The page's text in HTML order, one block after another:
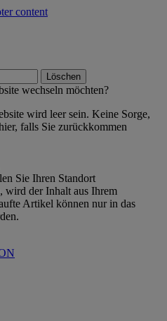
content
Löschen
wechseln möchten?
wird leer sein. Keine Sorge,
falls Sie zurückkommen
Sie Ihren Standort
wird der Inhalt aus Ihrem
Artikel können nur in das